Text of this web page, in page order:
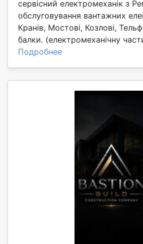
сервісний електромеханік з
обслуговування вантажних
Кранів, Мостові, Козлові,
балки. (електромеханічну
Подробнее